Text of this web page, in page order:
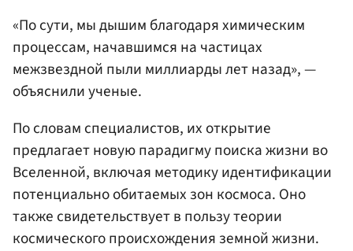
«По сути, мы дышим благодаря химическим
процессам, начавшимся на частицах
межзвездной пыли миллиарды лет назад», —
объяснили ученые.
По словам специалистов, их открытие
предлагает новую парадигму поиска жизни во
Вселенной, включая методику идентификации
потенциально обитаемых зон космоса. Оно
также свидетельствует в пользу теории
космического происхождения земной жизни.